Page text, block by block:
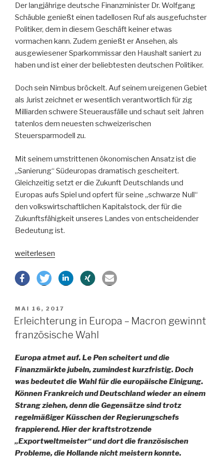
Der langjährige deutsche Finanzminister Dr. Wolfgang
Schäuble genießt einen tadellosen Ruf als ausgefuchster
Politiker, dem in diesem Geschäft keiner etwas
vormachen kann. Zudem genießt er Ansehen, als
ausgewiesener Sparkommissar den Haushalt saniert zu
haben und ist einer der beliebtesten deutschen Politiker.
Doch sein Nimbus bröckelt. Auf seinem ureigenen Gebiet
als Jurist zeichnet er wesentlich verantwortlich für zig
Milliarden schwere Steuerausfälle und schaut seit Jahren
tatenlos dem neuesten schweizerischen
Steuersparmodell zu.
Mit seinem umstrittenen ökonomischen Ansatz ist die
„Sanierung“ Südeuropas dramatisch gescheitert.
Gleichzeitig setzt er die Zukunft Deutschlands und
Europas aufs Spiel und opfert für seine „schwarze Null“
den volkswirtschaftlichen Kapitalstock, der für die
Zukunftsfähigkeit unseres Landes von entscheidender
Bedeutung ist.
„Dr.
–
Irrtümer
Fehlleistungen“
weiterlesen
VERÖFFENTLICHT
AM
MAI 16, 2017
Erleichterung in Europa – Macron gewinnt
französische Wahl
Europa atmet auf. Le Pen scheitert und die
Finanzmärkte jubeln, zumindest kurzfristig. Doch
was bedeutet die Wahl für die europäische Einigung.
Können Frankreich und Deutschland wieder an einem
Strang ziehen, denn die Gegensätze sind trotz
regelmäßiger Küsschen der Regierungschefs
frappierend. Hier der kraftstrotzende
„Exportweltmeister“ und dort die französischen
Probleme, die Hollande nicht meistern konnte.